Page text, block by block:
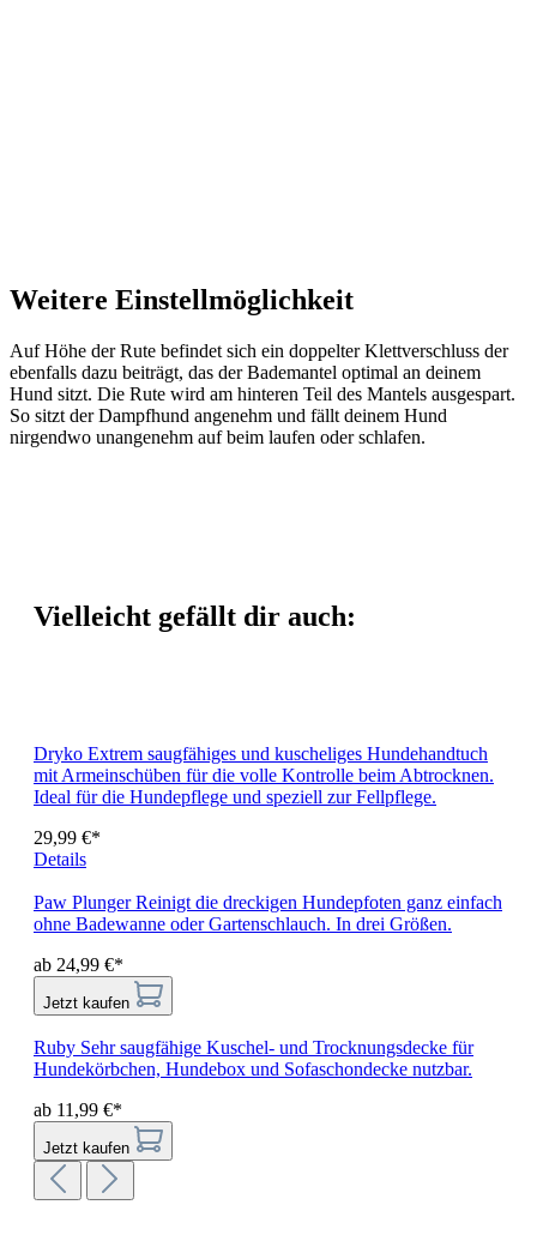
Weitere Einstellmöglichkeit
Auf Höhe der Rute befindet sich ein doppelter Klettverschluss der
ebenfalls dazu beiträgt, das der Bademantel optimal an deinem
Hund sitzt. Die Rute wird am hinteren Teil des Mantels ausgespart.
So sitzt der Dampfhund angenehm und fällt deinem Hund
nirgendwo unangenehm auf beim laufen oder schlafen.
Vielleicht gefällt dir auch:
Dryko Extrem saugfähiges und kuscheliges Hundehandtuch
mit Armeinschüben für die volle Kontrolle beim Abtrocknen.
Ideal für die Hundepflege und speziell zur Fellpflege.
29,99 €*
Details
Paw Plunger Reinigt die dreckigen Hundepfoten ganz einfach
ohne Badewanne oder Gartenschlauch. In drei Größen.
ab 24,99 €*
Jetzt kaufen
Ruby Sehr saugfähige Kuschel- und Trocknungsdecke für
Hundekörbchen, Hundebox und Sofaschondecke nutzbar.
ab 11,99 €*
Jetzt kaufen